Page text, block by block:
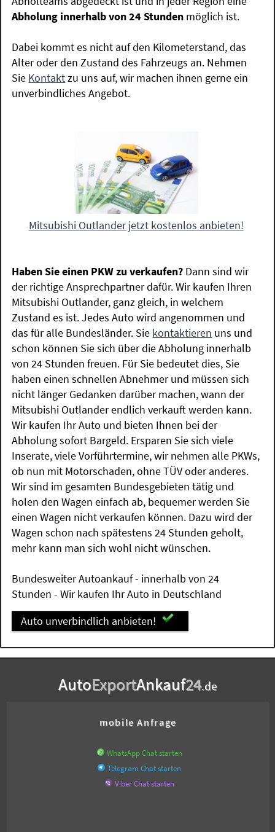
Abholung innerhalb von 24 Stunden möglich ist.
Dabei kommt es nicht auf den Kilometerstand, das
Alter oder den Zustand des Fahrzeugs an. Nehmen
Sie Kontaktzu uns auf, wir machen ihnen gerne ein
unverbindliches Angebot.
Mitsubishi Outlander jetzt kostenlos anbieten!
Haben Sie einen PKW zu verkaufen? Dann sind wir
der richtige Ansprechpartner dafür. Wir kaufen Ihren
Mitsubishi Outlander, ganz gleich, in welchem
Zustand es ist. Jedes Auto wird angenommen und
das für alle Bundesländer. Sie kontaktieren uns und
schon können Sie sich über die Abholung innerhalb
von 24 Stunden freuen. Für Sie bedeutet dies, Sie
haben einen schnellen Abnehmer und müssen sich
nicht länger Gedanken darüber machen, wann der
Mitsubishi Outlander endlich verkauft werden kann.
Wir kaufen Ihr Auto und bieten Ihnen bei der
Abholung sofort Bargeld. Ersparen Sie sich viele
Inserate, viele Vorführtermine, wir nehmen alle PKWs,
ob nun mit Motorschaden, ohne TÜV oder anderes.
Wir sind im gesamten Bundesgebieten tätig und
holen den Wagen einfach ab, bequemer werden Sie
einen Wagen nicht verkaufen können. Dazu wird der
Wagen schon nach spätestens 24 Stunden geholt,
mehr kann man sich wohl nicht wünschen.
Bundesweiter Autoankauf - innerhalb von 24
Stunden - Wir kaufen Ihr Auto in Deutschland
Auto unverbindlich anbieten!
AutoExportAnkauf24.de
mobile Anfrage
WhatsApp Chat starten
Telegram Chat starten
Viber Chat starten